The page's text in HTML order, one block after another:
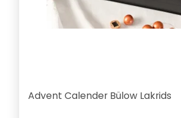
Advent Calender Bülow Lakrids